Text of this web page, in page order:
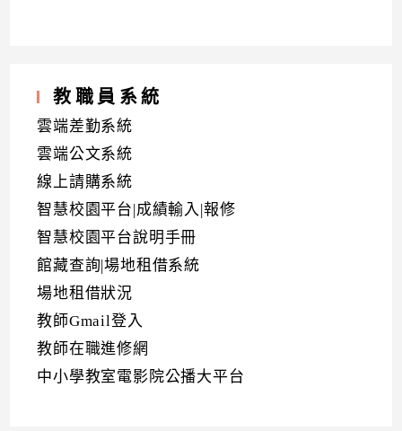
教職員系統
雲端差勤系統
雲端公文系統
線上請購系統
智慧校園平台|成績輸入|報修
智慧校園平台說明手冊
館藏查詢|場地租借系統
場地租借狀況
教師Gmail登入
教師在職進修網
中小學教室電影院公播大平台